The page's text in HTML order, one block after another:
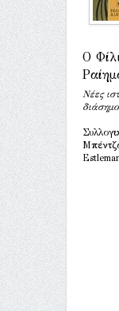
Ο
Νέες